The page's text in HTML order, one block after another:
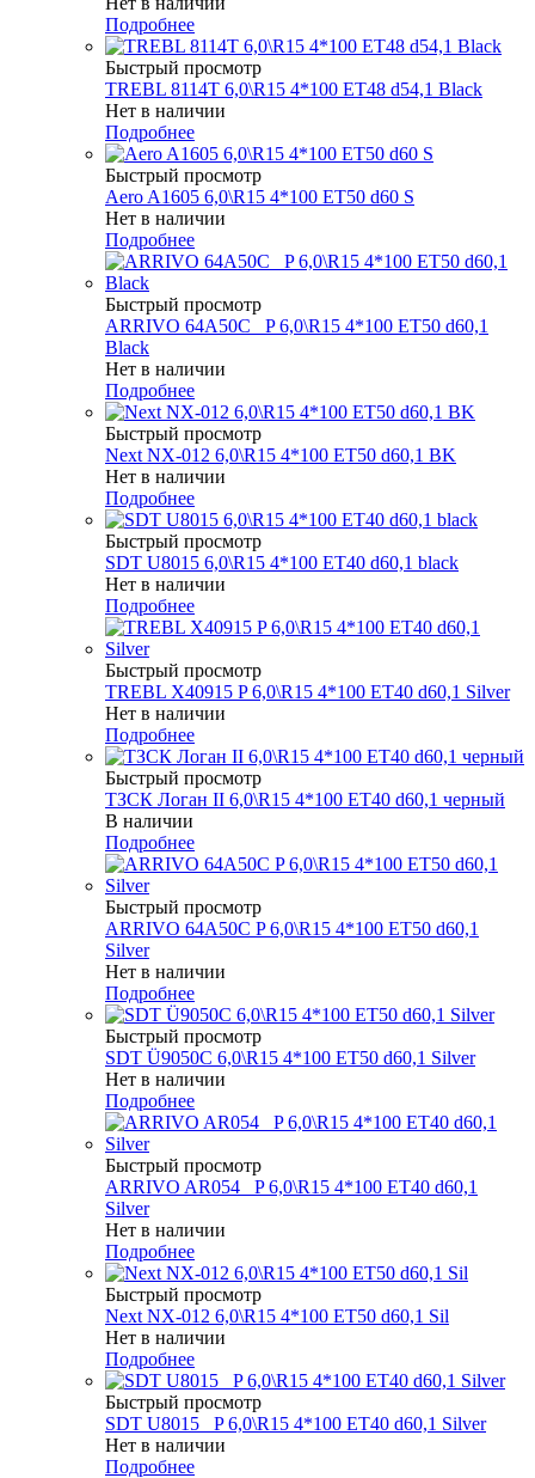
Подробнее
Быстрый просмотр
TREBL 8114T 6,0\R15 4*100 ET48 d54,1 Black
Нет в наличии
Подробнее
Быстрый просмотр
Aero A1605 6,0\R15 4*100 ET50 d60 S
Нет в наличии
Подробнее
Быстрый просмотр
ARRIVO 64A50C _P 6,0\R15 4*100 ET50 d60,1
Black
Нет в наличии
Подробнее
Быстрый просмотр
Next NX-012 6,0\R15 4*100 ET50 d60,1 BK
Нет в наличии
Подробнее
Быстрый просмотр
SDT U8015 6,0\R15 4*100 ET40 d60,1 black
Нет в наличии
Подробнее
Быстрый просмотр
TREBL X40915 P 6,0\R15 4*100 ET40 d60,1 Silver
Нет в наличии
Подробнее
Быстрый просмотр
ТЗСК Логан II 6,0\R15 4*100 ET40 d60,1 черный
В наличии
Подробнее
Быстрый просмотр
ARRIVO 64A50C P 6,0\R15 4*100 ET50 d60,1
Silver
Нет в наличии
Подробнее
Быстрый просмотр
SDT Ü9050C 6,0\R15 4*100 ET50 d60,1 Silver
Нет в наличии
Подробнее
Быстрый просмотр
ARRIVO AR054 _P 6,0\R15 4*100 ET40 d60,1
Silver
Нет в наличии
Подробнее
Быстрый просмотр
Next NX-012 6,0\R15 4*100 ET50 d60,1 Sil
Нет в наличии
Подробнее
Быстрый просмотр
SDT U8015 _P 6,0\R15 4*100 ET40 d60,1 Silver
Нет в наличии
Подробнее